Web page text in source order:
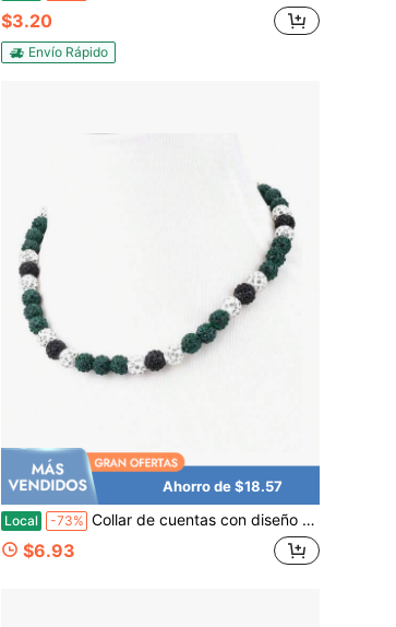
$3.20
Envío Rápido
Ahorro de $18.57
Local -73% Collar de cuentas con diseño de béisbol, joyería deportiva inspirada en cuentas, 17 pulgadas, para mayores de 8 años
$6.93